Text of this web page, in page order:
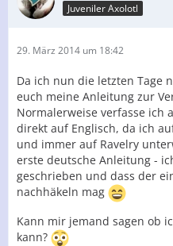
Juveniler Axolotl
29. März 2014 um 18:42
Da ich nun die letzten Tage
euch meine Anleitung zur
Normalerweise verfasse ich
direkt auf Englisch, da ich
und immer auf Ravelry
erste deutsche Anleitung -
geschrieben und dass der
nachhäkeln mag
Kann mir jemand sagen ob
kann?